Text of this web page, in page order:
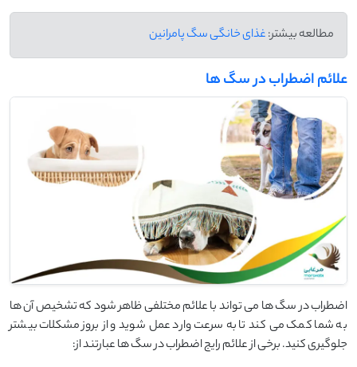
مطالعه بیشتر:غذای خانگی سگ پامرانین
علائم اضطراب در سگ ها
اضطراب در سگ ‌ها می‌ تواند با علائم مختلفی ظاهر شود که تشخیص آن ‌ها
به شما کمک می ‌کند تا به سرعت وارد عمل شوید و از بروز مشکلات بیشتر
جلوگیری کنید. برخی از علائم رایج اضطراب در سگ ‌ها عبارتند از: